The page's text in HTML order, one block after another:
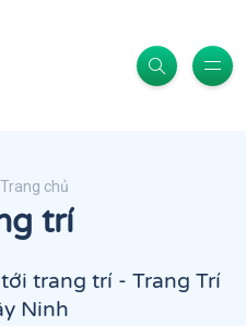
Trang chủ
trí
trang trí - Trang Trí
Ninh